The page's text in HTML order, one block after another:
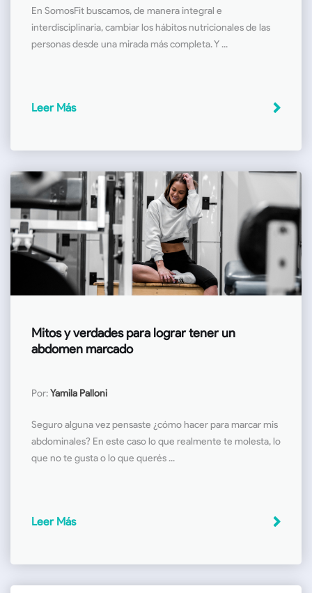
En SomosFit buscamos, de manera integral e
interdisciplinaria, cambiar los hábitos nutricionales de las
personas desde una mirada más completa. Y ...
Leer Más
Mitos y verdades para lograr tener un
abdomen marcado
Por:Yamila Palloni
Seguro alguna vez pensaste ¿cómo hacer para marcar mis
abdominales? En este caso lo que realmente te molesta, lo
que no te gusta o lo que querés ...
Leer Más